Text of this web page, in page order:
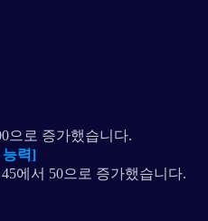
으로 증가했습니다.
능력]
에서 50으로 증가했습니다.